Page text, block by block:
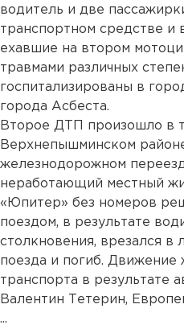
водитель и две
транспортном средстве и
ехавшие на втором
травмами различных
госпитализированы в
города Асбеста.
Второе ДТП произошло в
Верхнепышминском
железнодорожном
неработающий местный
«Юпитер» без номеров
поездом, в результате
столкновения, врезался в
поезда и погиб. Движение
транспорта в результате
Валентин Тетерин,
...